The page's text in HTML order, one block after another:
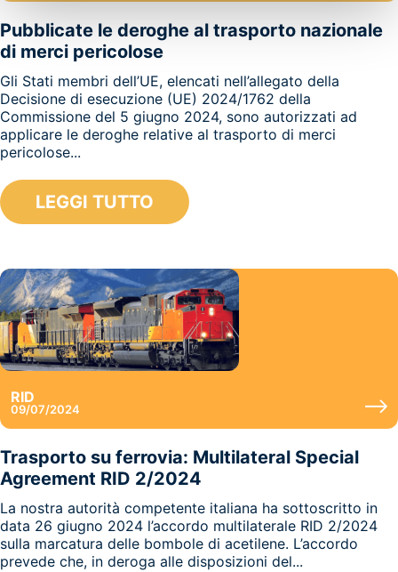
Pubblicate le deroghe al trasporto nazionale
di merci pericolose
Gli Stati membri dell’UE, elencati nell’allegato della
Decisione di esecuzione (UE) 2024/1762 della
Commissione del 5 giugno 2024, sono autorizzati ad
applicare le deroghe relative al trasporto di merci
pericolose...
LEGGI TUTTO
RID
09/07/2024
Trasporto su ferrovia: Multilateral Special
Agreement RID 2/2024
La nostra autorità competente italiana ha sottoscritto in
data 26 giugno 2024 l’accordo multilaterale RID 2/2024
sulla marcatura delle bombole di acetilene. L’accordo
prevede che, in deroga alle disposizioni del...